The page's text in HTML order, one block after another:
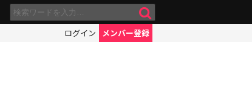
ログイン メンバー登録